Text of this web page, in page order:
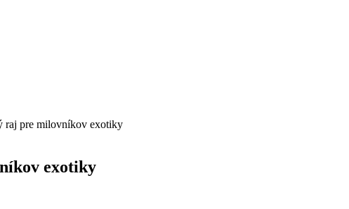
raj pre milovníkov exotiky
exotiky